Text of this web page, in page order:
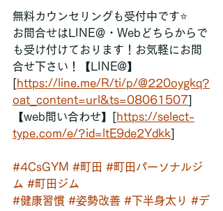
無料カウンセリングも受付中です⭐
お問合せはLINE＠・Webどちらからで
も受け付けております！お気軽にお問
合せ下さい！【LINE@】
[https://line.me/R/ti/p/@220oygkq?
oat_content=url&ts=08061507]
【web問い合わせ】[https://select-
type.com/e/?id=ltE9de2Ydkk]
#4CsGYM #町田 #町田パーソナルジ
ム #町田ジム
#健康習慣 #姿勢改善 #下半身太り #デ